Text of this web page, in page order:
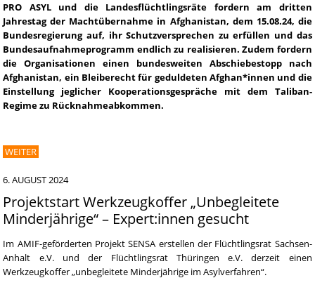
PRO ASYL und die Landesflüchtlingsräte fordern am dritten
Jahrestag der Machtübernahme in Afghanistan, dem 15.08.24, die
Bundesregierung auf, ihr Schutzversprechen zu erfüllen und das
Bundesaufnahmeprogramm endlich zu realisieren. Zudem fordern
die Organisationen einen bundesweiten Abschiebestopp nach
Afghanistan, ein Bleiberecht für geduldeten Afghan*innen und die
Einstellung jeglicher Kooperationsgespräche mit dem Taliban-
Regime zu Rücknahmeabkommen.
WEITER
6. AUGUST 2024
Projektstart Werkzeugkoffer „Unbegleitete
Minderjährige“ – Expert:innen gesucht
Im AMIF-geförderten Projekt SENSA erstellen der Flüchtlingsrat Sachsen-
Anhalt e.V. und der Flüchtlingsrat Thüringen e.V. derzeit einen
Werkzeugkoffer „unbegleitete Minderjährige im Asylverfahren“.